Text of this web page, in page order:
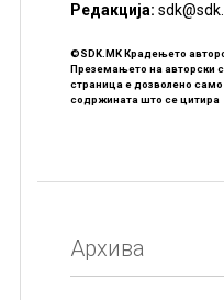
Редакцијa:
©SDK.MK Крадењето
Преземањето на авторски
страница е дозволено
содржината што се цитира
Архива